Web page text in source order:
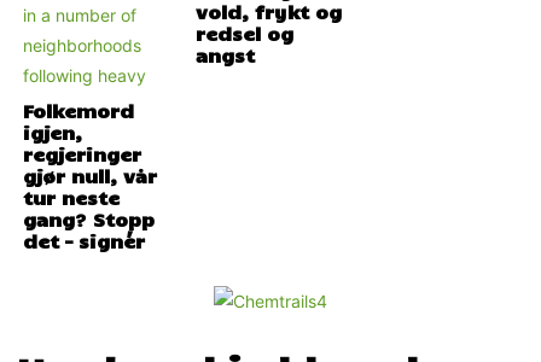
Folkemord
igjen,
regjeringer
gjør null, vår
tur neste
gang? Stopp
det – signér
vold, frykt og
redsel og
angst